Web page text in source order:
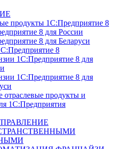
продукты 1С:Предприятие 8
8 для России
8 для Беларуси
8
1С:Предприятие 8 для
1С:Предприятие 8 для
отраслевые продукты и
1С:Предприятия